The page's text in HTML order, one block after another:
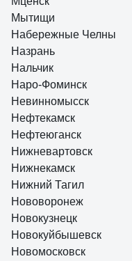
Мытищи
Набережные Челны
Назрань
Нальчик
Наро-Фоминск
Невинномысск
Нефтекамск
Нефтеюганск
Нижневартовск
Нижнекамск
Нижний Тагил
Нововоронеж
Новокузнецк
Новокуйбышевск
Новомосковск